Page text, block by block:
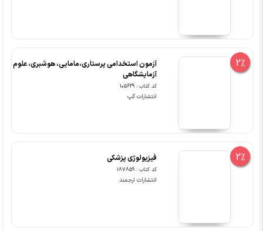
2%
آزمون استخدامی پرستاری،مامایی، هوشبری، علوم
آزمایشگاهی
کد کتاب : 105629
انتشارات گپ
2% فیزیولوژی پزشکی
کد کتاب : 187859
انتشارات ارجمند